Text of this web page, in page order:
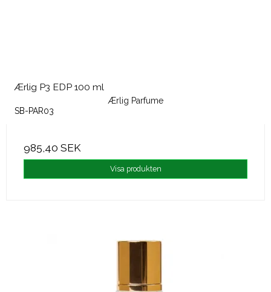
Ærlig P3 EDP 100 ml
Ærlig Parfume
SB-PAR03
985,40 SEK
Visa produkten